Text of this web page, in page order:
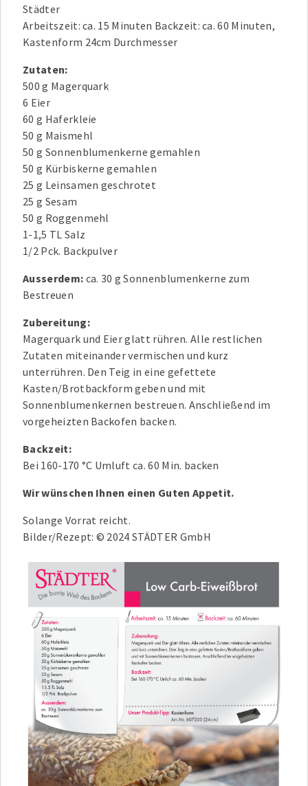
Städter
Arbeitszeit: ca. 15 Minuten Backzeit: ca. 60 Minuten,
Kastenform 24cm Durchmesser
Zutaten:
500 g Magerquark
6 Eier
60 g Haferkleie
50 g Maismehl
50 g Sonnenblumenkerne gemahlen
50 g Kürbiskerne gemahlen
25 g Leinsamen geschrotet
25 g Sesam
50 g Roggenmehl
1-1,5 TL Salz
1/2 Pck. Backpulver
Ausserdem: ca. 30 g Sonnenblumenkerne zum
Bestreuen
Zubereitung:
Magerquark und Eier glatt rühren. Alle restlichen
Zutaten miteinander vermischen und kurz
unterrühren. Den Teig in eine gefettete
Kasten/Brotbackform geben und mit
Sonnenblumenkernen bestreuen. Anschließend im
vorgeheizten Backofen backen.
Backzeit:
Bei 160-170 °C Umluft ca. 60 Min. backen
Wir wünschen Ihnen einen Guten Appetit.
Solange Vorrat reicht.
Bilder/Rezept: © 2024 STÄDTER GmbH